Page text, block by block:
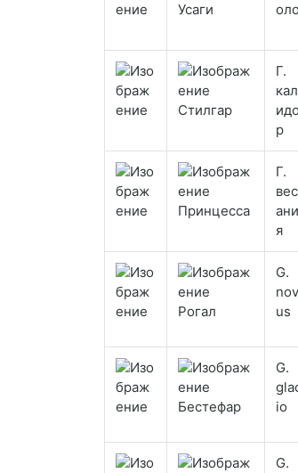
Усаги
оло
Стилгар
Г.
кал
идо
р
Принцесса
Г.
вес
ани
я
Рогал
G.
nov
us
Бестефар
G.
io
G.